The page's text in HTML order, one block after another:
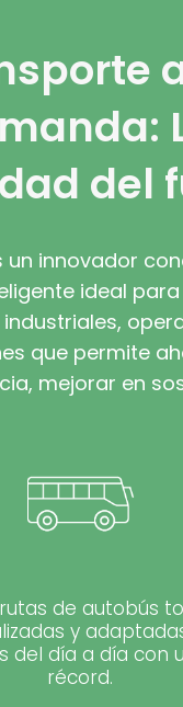
del
un innovador
ideal
que permite
mejorar en
de autobús
y
del día a día con
récord.